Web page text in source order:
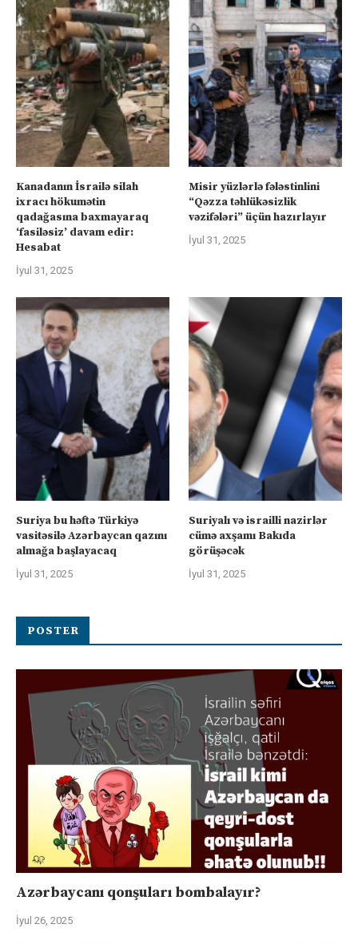
Kanadanın İsrailə silah
ixracı hökumətin
qadağasına baxmayaraq
‘fasiləsiz’ davam edir:
Hesabat
İyul 31, 2025
Misir yüzlərlə fələstinlini
“Qəzza təhlükəsizlik
vəzifələri” üçün hazırlayır
İyul 31, 2025
Suriya bu həftə Türkiyə
vasitəsilə Azərbaycan qazını
almağa başlayacaq
İyul 31, 2025
Suriyalı və israilli nazirlər
cümə axşamı Bakıda
görüşəcək
İyul 31, 2025
POSTER
Azərbaycanı qonşuları bombalayır?
İyul 26, 2025